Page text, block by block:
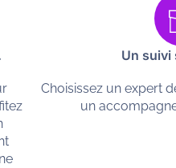
Un suivi
Choisissez un expert
un